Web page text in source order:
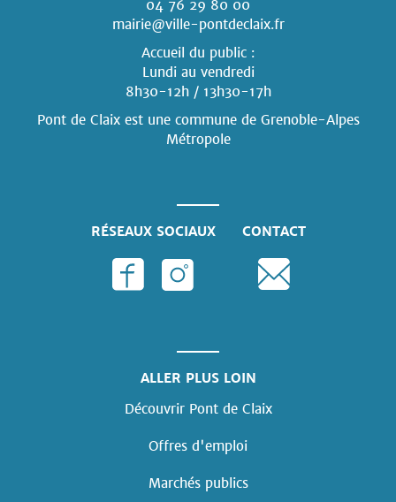
04 76 29 80 00
mairie@ville-pontdeclaix.fr
Accueil du public :
Lundi au vendredi
8h30-12h / 13h30-17h
Pont de Claix est une commune de Grenoble-Alpes
Métropole
RÉSEAUX SOCIAUX CONTACT
ALLER PLUS LOIN
Découvrir Pont de Claix
Offres d'emploi
Marchés publics